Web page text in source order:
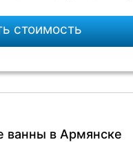
стоимость
ванны в Армянске